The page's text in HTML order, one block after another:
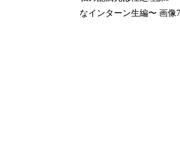
なインターン生編〜 画像7